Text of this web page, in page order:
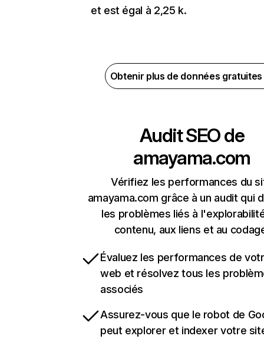
et est égal à 2,25 k.
Obtenir plus de données
Audit SEO de
amayama.com
Vérifiez les performances du
amayama.com grâce à un audit qui
les problèmes liés à
contenu, aux liens et au
Évaluez les performances de
web et résolvez tous les
associés
Assurez-vous que le robot de
peut explorer et indexer votre